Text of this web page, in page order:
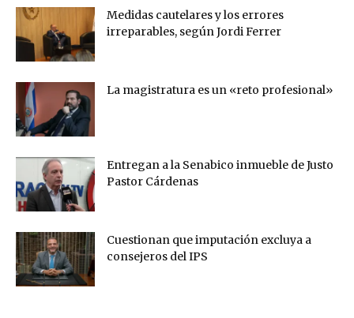
Medidas cautelares y los errores
irreparables, según Jordi Ferrer
La magistratura es un «reto profesional»
Entregan a la Senabico inmueble de Justo
Pastor Cárdenas
Cuestionan que imputación excluya a
consejeros del IPS